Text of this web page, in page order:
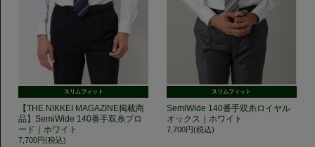
スリムフィット
【THE NIKKEI MAGAZINE掲載商
品】SemiWide 140番手双糸ブロ
ード｜ホワイト
7,700円(税込)
スリムフィット
SemiWide 140番手双糸ロイヤル
オックス｜ホワイト
7,700円(税込)